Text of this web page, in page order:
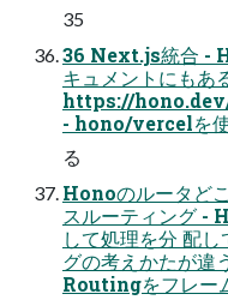
35
36 Next.js統合 -
キュメントにもあ
https://
- hono/vercelを使
る
Honoのルータど
スルーティング -
して処理を分 配
グの考えかたが
Routingをフレー